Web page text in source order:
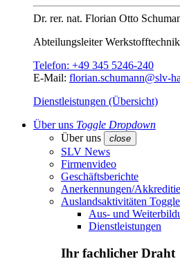
Dr. rer. nat. Florian Otto
AbteilungsleiterWerkstofftechnik
Telefon: +49 345 5246-240
E-Mail: florian.schumann@slv-
Dienstleistungen (Übersicht)
Über uns Toggle Dropdown
Über uns
close
SLV News
Firmenvideo
Geschäftsberichte
Anerkennungen/
Auslandsaktivitäten
Aus- und
Dienstleistungen
Ihr fachlicher Draht